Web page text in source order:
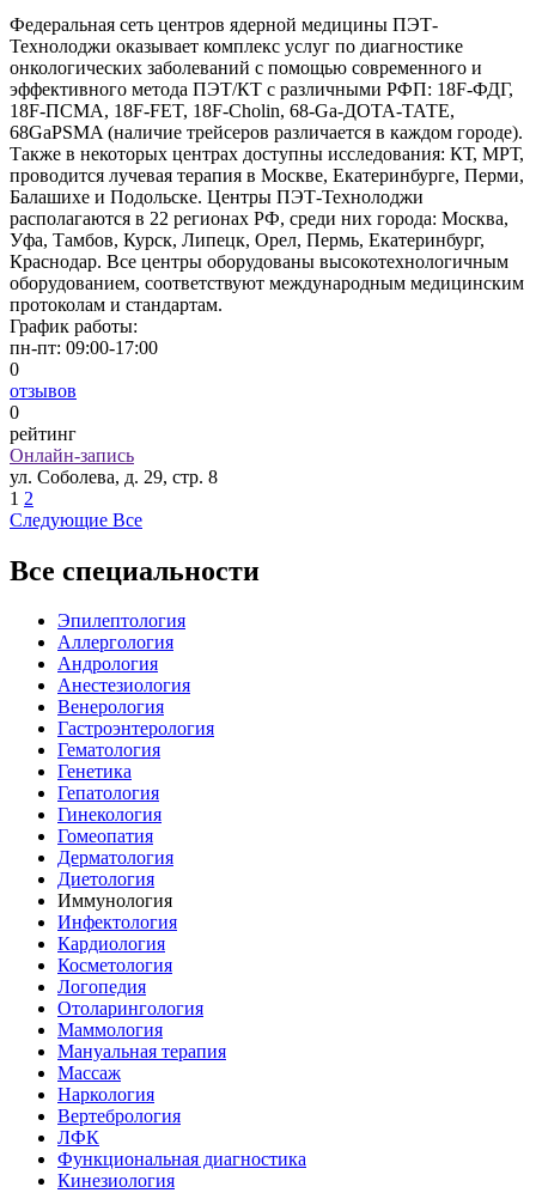
Федеральная сеть центров ядерной медицины ПЭТ-
Технолоджи оказывает комплекс услуг по диагностике
онкологических заболеваний с помощью современного и
эффективного метода ПЭТ/КТ с различными РФП: 18F-ФДГ,
18F-ПСМА, 18F-FET, 18F-Cholin, 68-Ga-ДОТА-ТАТЕ,
68GaPSMA (наличие трейсеров различается в каждом городе).
Также в некоторых центрах доступны исследования: КТ, МРТ,
проводится лучевая терапия в Москве, Екатеринбурге, Перми,
Балашихе и Подольске. Центры ПЭТ-Технолоджи
располагаются в 22 регионах РФ, среди них города: Москва,
Уфа, Тамбов, Курск, Липецк, Орел, Пермь, Екатеринбург,
Краснодар. Все центры оборудованы высокотехнологичным
оборудованием, соответствуют международным медицинским
протоколам и стандартам.
График работы:
пн-пт: 09:00-17:00
0
отзывов
0
рейтинг
Онлайн-запись
ул. Соболева, д. 29, стр. 8
1 2
Следующие Все
Все специальности
Эпилептология
Аллергология
Андрология
Анестезиология
Венерология
Гастроэнтерология
Гематология
Генетика
Гепатология
Гинекология
Гомеопатия
Дерматология
Диетология
Иммунология
Инфектология
Кардиология
Косметология
Логопедия
Отоларингология
Маммология
Мануальная терапия
Массаж
Наркология
Вертебрология
ЛФК
Функциональная диагностика
Кинезиология